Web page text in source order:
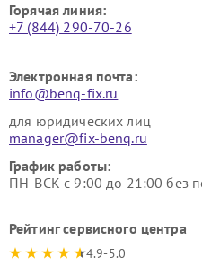
Горячая линия:
+7 (844) 290-70-26
Электронная почта:
info@benq-fix.ru
для юридических лиц
manager@fix-benq.ru
График работы:
ПН-ВСК с 9:00 до 21:00 без
Рейтинг сервисного центра
4.9-5.0